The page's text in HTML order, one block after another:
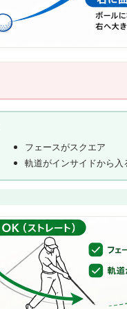
フェースがスクエア
軌道がインサイドから入